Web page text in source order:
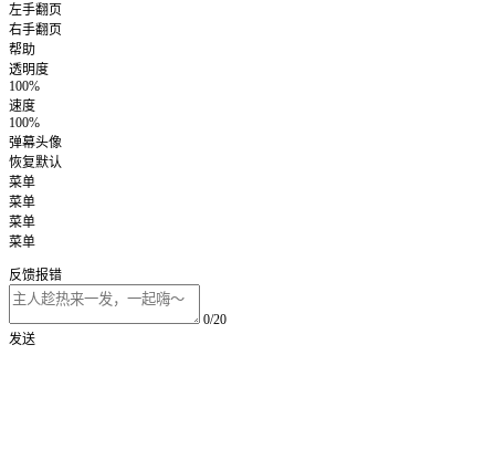
左手翻页
右手翻页
帮助
透明度
100%
速度
100%
弹幕头像
恢复默认
菜单
菜单
菜单
菜单
反馈报错
0/20
发送